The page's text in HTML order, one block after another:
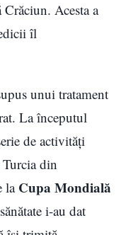
Crăciun. Acesta a
îl
unui tratament
La începutul
de activități
din
la Cupa Mondială
i-au dat